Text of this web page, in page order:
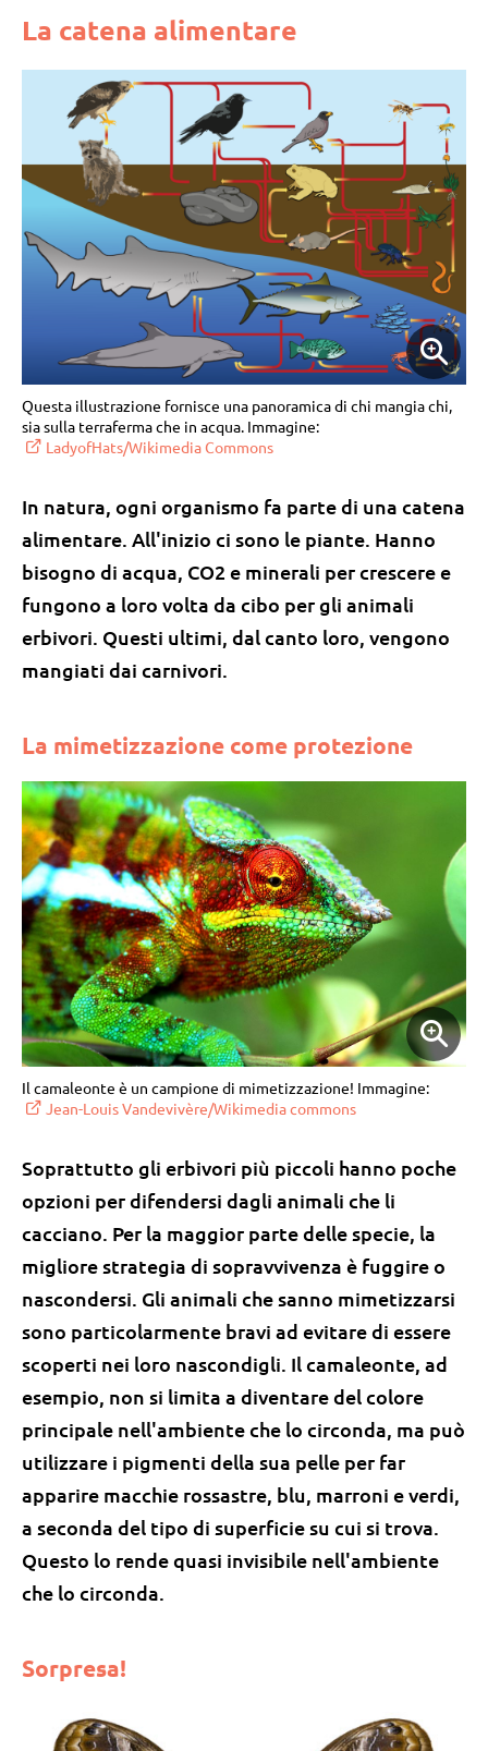
La catena alimentare
Questa illustrazione fornisce una panoramica di chi mangia chi,
sia sulla terraferma che in acqua. Immagine:
LadyofHats/Wikimedia Commons
In natura, ogni organismo fa parte di una catena
alimentare. All'inizio ci sono le piante. Hanno
bisogno di acqua, CO2 e minerali per crescere e
fungono a loro volta da cibo per gli animali
erbivori. Questi ultimi, dal canto loro, vengono
mangiati dai carnivori.
La mimetizzazione come protezione
Il camaleonte è un campione di mimetizzazione! Immagine:
Jean-Louis Vandevivère/Wikimedia commons
Soprattutto gli erbivori più piccoli hanno poche
opzioni per difendersi dagli animali che li
cacciano. Per la maggior parte delle specie, la
migliore strategia di sopravvivenza è fuggire o
nascondersi. Gli animali che sanno mimetizzarsi
sono particolarmente bravi ad evitare di essere
scoperti nei loro nascondigli. Il camaleonte, ad
esempio, non si limita a diventare del colore
principale nell'ambiente che lo circonda, ma può
utilizzare i pigmenti della sua pelle per far
apparire macchie rossastre, blu, marroni e verdi,
a seconda del tipo di superficie su cui si trova.
Questo lo rende quasi invisibile nell'ambiente
che lo circonda.
Sorpresa!